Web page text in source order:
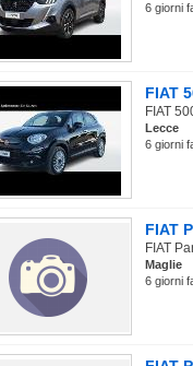
6 giorni
FIAT
FIAT
Lecce
6 giorni
FIAT
FIAT
Maglie
6 giorni